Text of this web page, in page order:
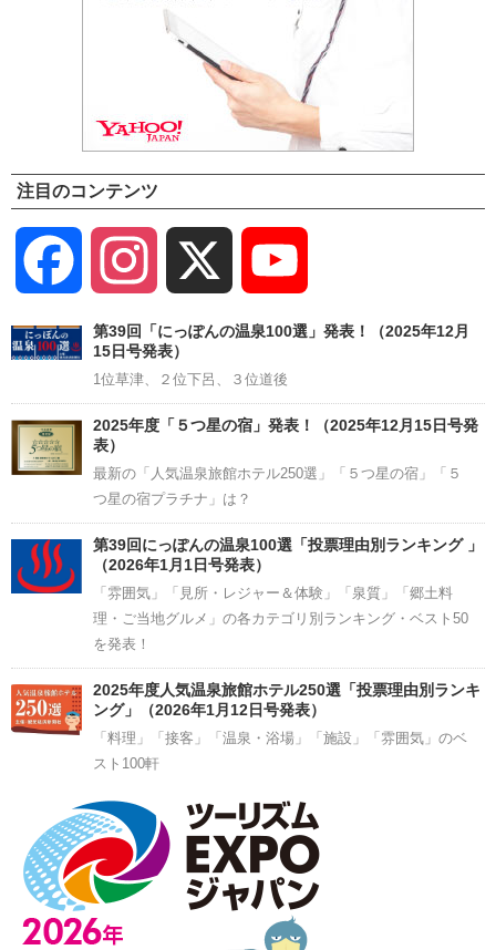
注目のコンテンツ
Facebook Instagram
Channel
第39回「にっぽんの温泉100選」発表！（2025年12月
15日号発表）
1位草津、２位下呂、３位道後
2025年度「５つ星の宿」発表！（2025年12月15日号発
表）
最新の「人気温泉旅館ホテル250選」「５つ星の宿」「５
つ星の宿プラチナ」は？
第39回にっぽんの温泉100選「投票理由別ランキング 」
（2026年1月1日号発表）
「雰囲気」「見所・レジャー＆体験」「泉質」「郷土料
理・ご当地グルメ」の各カテゴリ別ランキング・ベスト50
を発表！
2025年度人気温泉旅館ホテル250選「投票理由別ランキ
ング」（2026年1月12日号発表）
「料理」「接客」「温泉・浴場」「施設」「雰囲気」のベ
スト100軒